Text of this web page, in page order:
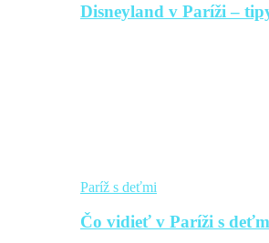
Disneyland v Paríži –
Paríž s deťmi
Čo vidieť v Paríži s